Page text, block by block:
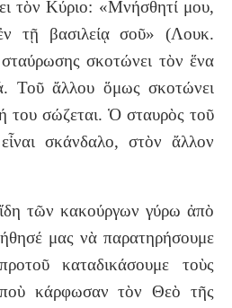
τὸν Κύριο: «Μνήσθητί μου,
τῇ βασιλείᾳ σοῦ» (Λουκ.
σκοτώνει τὸν ἕνα
Τοῦ ἄλλου ὅμως σκοτώνει
σώζεται. Ὁ σταυρὸς τοῦ
σκάνδαλο, στὸν ἄλλον
τῶν κακούργων γύρω ἀπὸ
μας νὰ παρατηρήσουμε
καταδικάσουμε τοὺς
κάρφωσαν τὸν Θεὸ τῆς